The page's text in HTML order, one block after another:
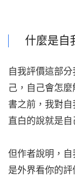
什麼是自
自我評價這部
己，自己會怎
書之前，我對
直白的說就是自
但作者說明，
是外界看你的